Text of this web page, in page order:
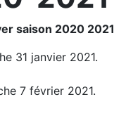
saison 2020 2021
31 janvier 2021.
7 février 2021.